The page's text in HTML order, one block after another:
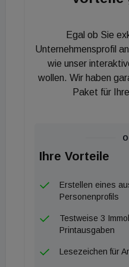
Werner Weingraber,
Austria: „Wir freuen
der ÖGNI Daten und
Standards rund um
Kreislaufwirtschaft zu
größte Herausforderung
Kreislaufwirtschaft
wir digitale
verfügbar sind. Eine
Peter Engert,
längst benötigten
Egal ob Sie
Unternehmensprofil
wie unser
wollen. Wir haben
Paket für
Ihre Vorteile
Erstellen eines
Personenprofils
Testweise 3
Printausgaben
Lesezeichen für